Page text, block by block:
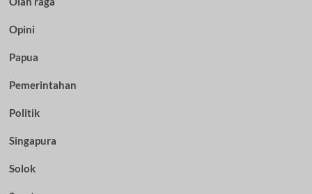
Opini
Papua
Pemerintahan
Politik
Singapura
Solok